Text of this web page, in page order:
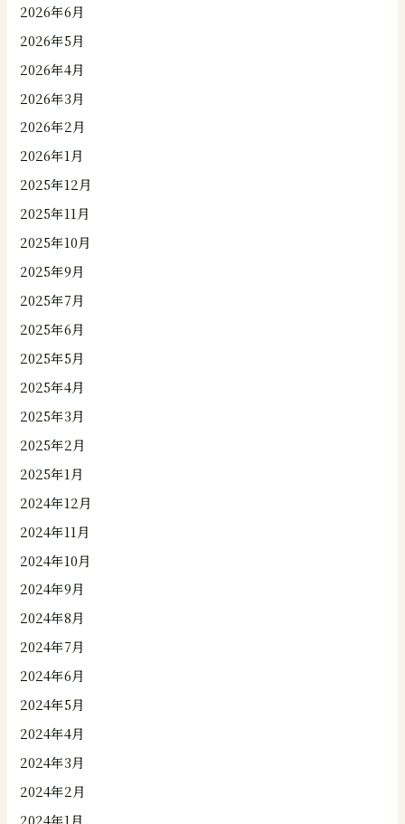
2026年6月
2026年5月
2026年4月
2026年3月
2026年2月
2026年1月
2025年12月
2025年11月
2025年10月
2025年9月
2025年7月
2025年6月
2025年5月
2025年4月
2025年3月
2025年2月
2025年1月
2024年12月
2024年11月
2024年10月
2024年9月
2024年8月
2024年7月
2024年6月
2024年5月
2024年4月
2024年3月
2024年2月
2024年1月